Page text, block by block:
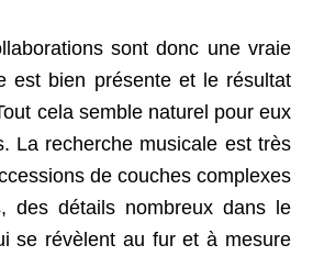
sont donc une vraie
est bien présente et le résultat
cela semble naturel pour eux
La recherche musicale est très
de couches complexes
des détails nombreux dans le
se révèlent au fur et à mesure